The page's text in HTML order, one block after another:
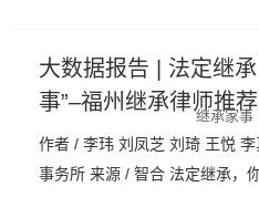
大数据报告 | 法定继
事”–福州继承律师推
继承家事
作者 / 李玮 刘凤芝 刘琦 王悦
事务所 来源 / 智合 法定继承，